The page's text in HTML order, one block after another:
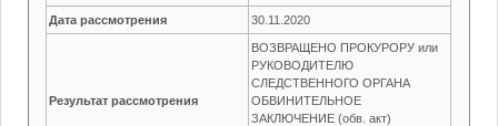
Дата рассмотрения 30.11.2020
Результат рассмотрения
ВОЗВРАЩЕНО ПРОКУРОРУ или
РУКОВОДИТЕЛЮ
СЛЕДСТВЕННОГО ОРГАНА
ОБВИНИТЕЛЬНОЕ
ЗАКЛЮЧЕНИЕ (обв. акт)